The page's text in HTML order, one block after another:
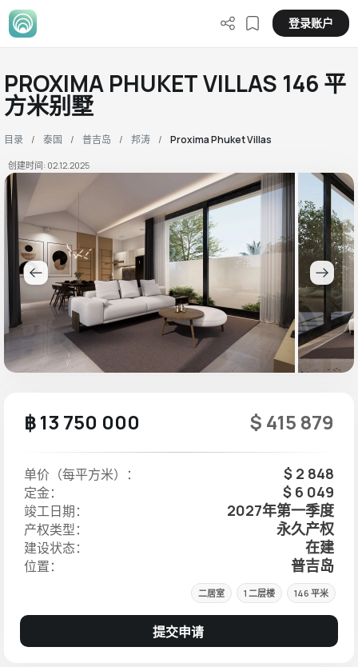
登录账户
PROXIMA PHUKET VILLAS 146 平
方米别墅
目录 泰国 普吉岛 邦涛 Proxima Phuket Villas
创建时间: 02.12.2025
฿ 13 750 000 $ 415 879
单价（每平方米）： $ 2 848
定金： $ 6 049
竣工日期： 2027年第一季度
产权类型： 永久产权
建设状态： 在建
位置： 普吉岛
二居室 1 二层楼 146 平米
提交申请